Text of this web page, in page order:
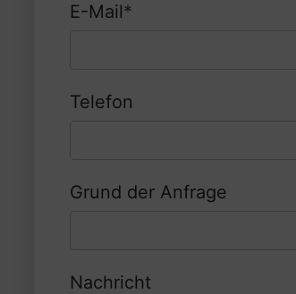
E-Mail*
Telefon
Grund der Anfrage
Nachricht